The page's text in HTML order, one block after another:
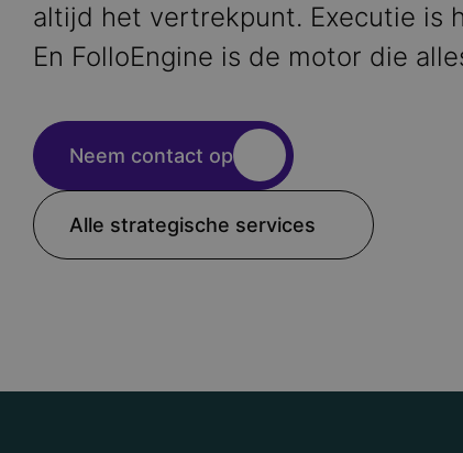
altijd het vertrekpunt. Executie is
En FolloEngine is de motor die
Neem contact op
Alle strategische services